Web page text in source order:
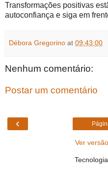
Transformações positivas
autoconfiança e siga em
Débora Gregorino at 09:43:00
Nenhum comentário:
Postar um comentário
‹
Ver